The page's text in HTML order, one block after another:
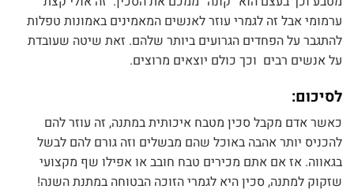
ערמומי אבל זה לגמרי עוזר לאנשים המאמינים באמונות טפלות
להתגבר על הפחדים הגרועים ביותר שלהם. זאת שיטה שעובדת
על אנשים רבים וכך כולם יוצאים מרוצים.
לסיכום:
כאשר אדם מקבל סכין מטבח איכותית במתנה, זה עוזר להם
להכניס יותר אהבה באוכל שהם מבשלים וזה גורם להם לבשל
בגאווה. אז אם אתם מכירים טבח חובב או אפילו שף מקצועי
שזקוק למתנה, סכין היא לגמרי הזוכה הבטוחה במתנת השנה!